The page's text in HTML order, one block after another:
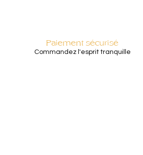
Paiement sécurisé
Commandez l'esprit tranquille